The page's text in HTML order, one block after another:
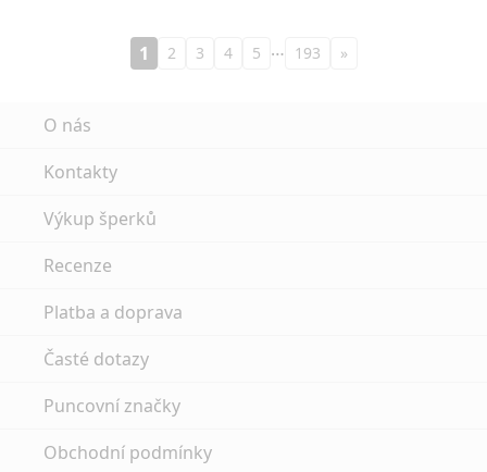
1 2 3 4 5 … 193 »
O nás
Kontakty
Výkup šperků
Recenze
Platba a doprava
Časté dotazy
Puncovní značky
Obchodní podmínky